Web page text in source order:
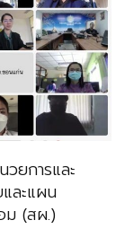
ยการและ
ละแผน
ม (สผ.)